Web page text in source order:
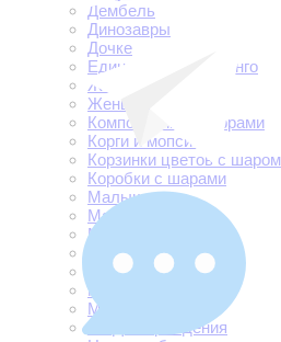
Дембель
Динозавры
Дочке
Единороги и фламинго
Жене
Женщине
Композиции с цифрами
Корги и мопсики
Корзинки цветов с шаром
Коробки с шарами
Малышам
Маме
Машинки
Машинки
Металлик и хром
Мужу
Мужчине
На День рождения